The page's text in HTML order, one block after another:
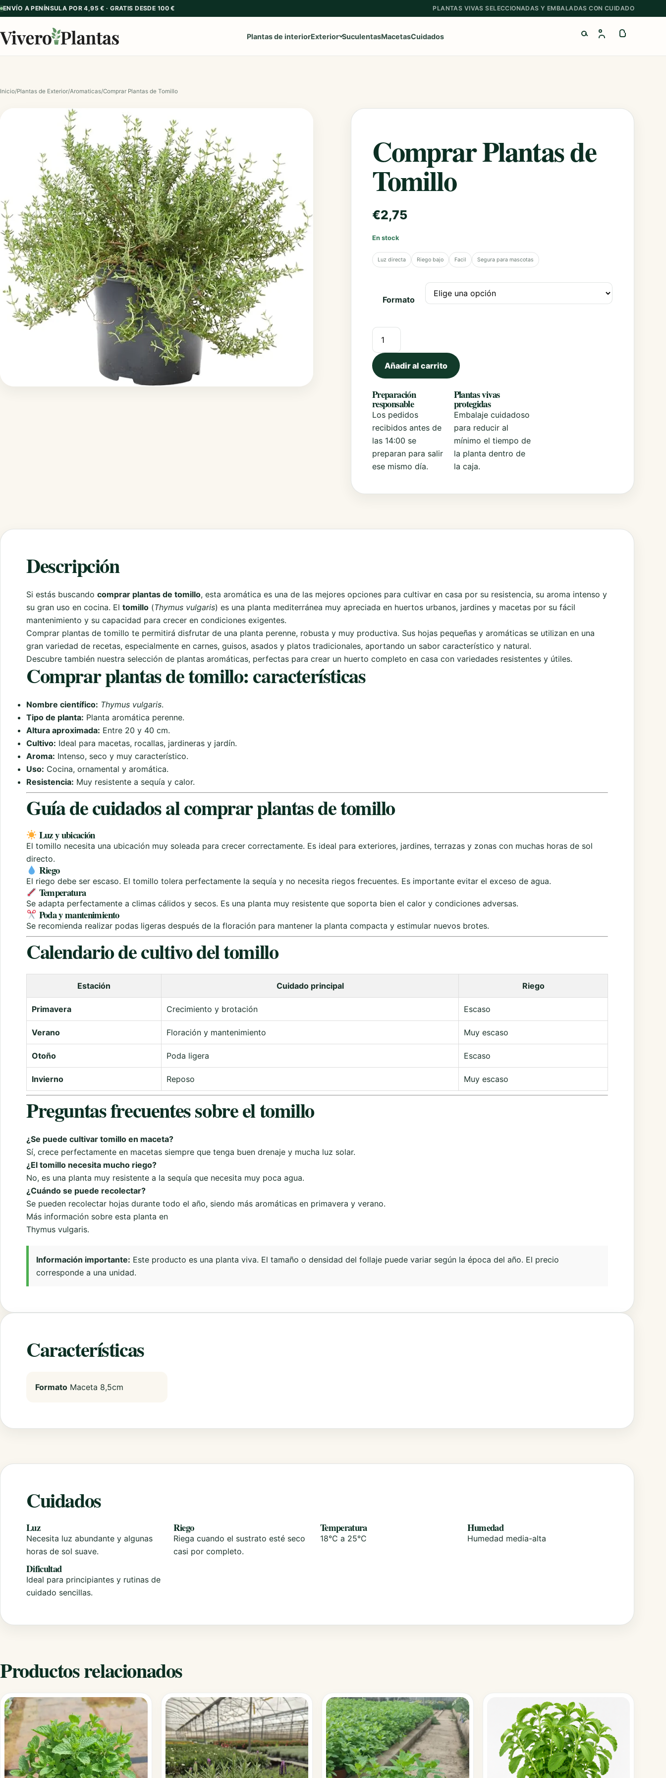
ENVÍO A PENÍNSULA POR 4,95 € · GRATIS DESDE 100 € PLANTAS VIVAS SELECCIONADAS Y EMBALADAS CON CUIDADO
Plantas de interiorExterior
Geranios y Gitanillas
Ipomeas
Margaritas
Petunias
Poinsettias
Portulacas
Sunpatiens
SuculentasMacetasCuidados
Inicio/Plantas de Exterior/Aromaticas/Comprar Plantas de Tomillo
Comprar Plantas de
Tomillo
€2,75
En stock
Luz directa Riego bajo Facil Segura para mascotas
Formato
Comprar Plantas de Tomillo cantidad
Añadir al carrito
Preparación
responsable
Los pedidos
recibidos antes de
las 14:00 se
preparan para salir
ese mismo día.
Plantas vivas
protegidas
Embalaje cuidadoso
para reducir al
mínimo el tiempo de
la planta dentro de
la caja.
Descripción
Si estás buscando comprar plantas de tomillo, esta aromática es una de las mejores opciones para cultivar en casa por su resistencia, su aroma intenso y
su gran uso en cocina. El tomillo (Thymus vulgaris) es una planta mediterránea muy apreciada en huertos urbanos, jardines y macetas por su fácil
mantenimiento y su capacidad para crecer en condiciones exigentes.
Comprar plantas de tomillo te permitirá disfrutar de una planta perenne, robusta y muy productiva. Sus hojas pequeñas y aromáticas se utilizan en una
gran variedad de recetas, especialmente en carnes, guisos, asados y platos tradicionales, aportando un sabor característico y natural.
Descubre también nuestra selección de plantas aromáticas, perfectas para crear un huerto completo en casa con variedades resistentes y útiles.
Comprar plantas de tomillo: características
Nombre científico: Thymus vulgaris.
Tipo de planta: Planta aromática perenne.
Altura aproximada: Entre 20 y 40 cm.
Cultivo: Ideal para macetas, rocallas, jardineras y jardín.
Aroma: Intenso, seco y muy característico.
Uso: Cocina, ornamental y aromática.
Resistencia: Muy resistente a sequía y calor.
Guía de cuidados al comprar plantas de tomillo
Luz y ubicación
El tomillo necesita una ubicación muy soleada para crecer correctamente. Es ideal para exteriores, jardines, terrazas y zonas con muchas horas de sol
directo.
Riego
El riego debe ser escaso. El tomillo tolera perfectamente la sequía y no necesita riegos frecuentes. Es importante evitar el exceso de agua.
Temperatura
Se adapta perfectamente a climas cálidos y secos. Es una planta muy resistente que soporta bien el calor y condiciones adversas.
Poda y mantenimiento
Se recomienda realizar podas ligeras después de la floración para mantener la planta compacta y estimular nuevos brotes.
Calendario de cultivo del tomillo
Estación Cuidado principal Riego
Primavera Crecimiento y brotación Escaso
Verano Floración y mantenimiento Muy escaso
Otoño Poda ligera Escaso
Invierno Reposo Muy escaso
Preguntas frecuentes sobre el tomillo
¿Se puede cultivar tomillo en maceta?
Sí, crece perfectamente en macetas siempre que tenga buen drenaje y mucha luz solar.
¿El tomillo necesita mucho riego?
No, es una planta muy resistente a la sequía que necesita muy poca agua.
¿Cuándo se puede recolectar?
Se pueden recolectar hojas durante todo el año, siendo más aromáticas en primavera y verano.
Más información sobre esta planta en
Thymus vulgaris.
Información importante: Este producto es una planta viva. El tamaño o densidad del follaje puede variar según la época del año. El precio
corresponde a una unidad.
Características
Formato Maceta 8,5cm
Cuidados
Luz
Necesita luz abundante y algunas
horas de sol suave.
Riego
Riega cuando el sustrato esté seco
casi por completo.
Temperatura
18°C a 25°C
Humedad
Humedad media-alta
Dificultad
Ideal para principiantes y rutinas de
cuidado sencillas.
Productos relacionados